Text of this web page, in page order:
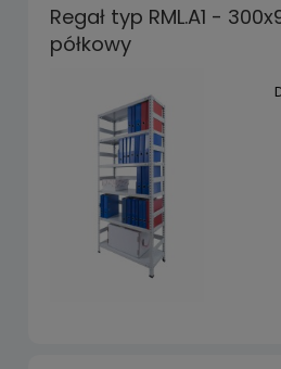
Regał typ RML.A1 -
półkowy